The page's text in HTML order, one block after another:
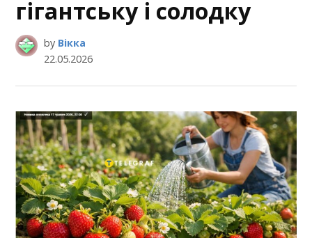
гігантську і солодку
by Вікка
22.05.2026